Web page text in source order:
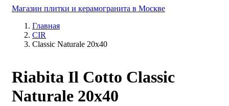
Магазин плитки и керамогранита в Москве
Главная
CIR
Classic Naturale 20x40
Riabita Il Cotto Classic
Naturale 20x40